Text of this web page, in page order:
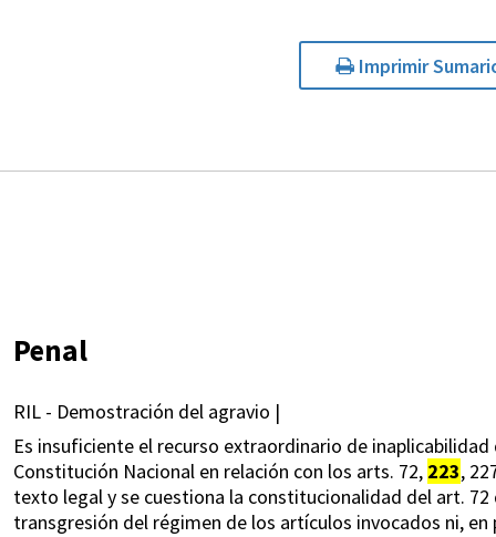
Imprimir
Penal
RIL - Demostración del agravio |
Es insuficiente el recurso extraordinario de
Constitución Nacional en relación con los arts. 72, 223,
texto legal y se cuestiona la constitucionalidad del art.
transgresión del régimen de los artículos invocados ni,